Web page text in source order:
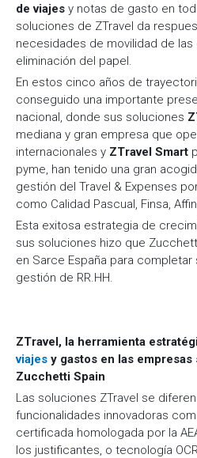
de viajes y notas de gasto en
soluciones de ZTravel da
necesidades de movilidad de
eliminación del papel.
En estos cinco años de
conseguido una importante
nacional, donde sus soluciones
mediana y gran empresa que
internacionales y ZTravel Smart
pyme, han tenido una gran
gestión del Travel & Expenses
como Calidad Pascual, Finsa,
Esta exitosa estrategia de
sus soluciones hizo que
en Sarce España para
gestión de RR.HH.
ZTravel, la herramienta
viajes y gastos en las empresas
Zucchetti Spain
Las soluciones ZTravel se
funcionalidades innovadoras
certificada homologada por la
los justificantes, o tecnología